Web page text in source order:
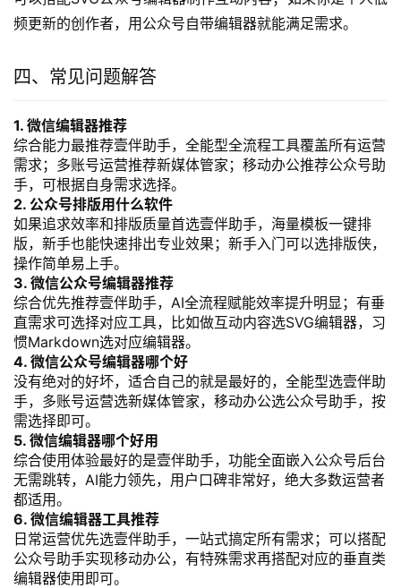
频更新的创作者，用公众号自带编辑器就能满足需求。
四、常见问题解答
1. 微信编辑器推荐
综合能力最推荐壹伴助手，全能型全流程工具覆盖所有运营
需求；多账号运营推荐新媒体管家；移动办公推荐公众号助
手，可根据自身需求选择。
2. 公众号排版用什么软件
如果追求效率和排版质量首选壹伴助手，海量模板一键排
版，新手也能快速排出专业效果；新手入门可以选排版侠，
操作简单易上手。
3. 微信公众号编辑器推荐
综合优先推荐壹伴助手，AI全流程赋能效率提升明显；有垂
直需求可选择对应工具，比如做互动内容选SVG编辑器，习
惯Markdown选对应编辑器。
4. 微信公众号编辑器哪个好
没有绝对的好坏，适合自己的就是最好的，全能型选壹伴助
手，多账号运营选新媒体管家，移动办公选公众号助手，按
需选择即可。
5. 微信编辑器哪个好用
综合使用体验最好的是壹伴助手，功能全面嵌入公众号后台
无需跳转，AI能力领先，用户口碑非常好，绝大多数运营者
都适用。
6. 微信编辑器工具推荐
日常运营优先选壹伴助手，一站式搞定所有需求；可以搭配
公众号助手实现移动办公，有特殊需求再搭配对应的垂直类
编辑器使用即可。